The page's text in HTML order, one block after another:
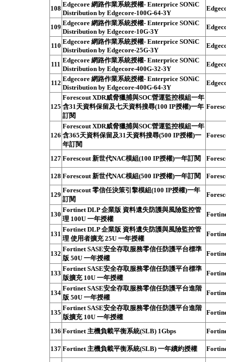
108
Edgecore 網路作業系統授權- Enterprice SONiC
Distribution by Edgecore-100G-64-3Y
109
Edgecore 網路作業系統授權- Enterprice SONiC
Distribution by Edgecore-10G-3Y
110
Edgecore 網路作業系統授權- Enterprice SONiC
Distribution by Edgecore-25G-3Y
111
Edgecore 網路作業系統授權- Enterprice SONiC
Distribution by Edgecore-400G-32-3Y
112
Edgecore 網路作業系統授權- Enterprice SONiC
Distribution by Edgecore-400G-64-3Y
125
Forescout XDR威脅獵捕與SOC營運監控模組一年
含31天資料保留及七天資料搜尋(100 IP授權)一年
訂閱
126
Forescout XDR威脅獵捕與SOC營運監控模組一年
含365天資料保留及31天資料搜尋(500 IP授權)一
年訂閱
127 Forescout 新世代NAC模組(100 IP授權)一年訂閱
128 Forescout 新世代NAC模組(500 IP授權)一年訂閱
129
Forescout 零信任決策引擎模組(100 IP授權)一年
訂閱
130
Fortinet DLP 企業版 資料遺失防護與風險監控管
理 100U 一年授權
131
Fortinet DLP 企業版 資料遺失防護與風險監控管
理 使用者擴充 25U 一年授權
132
Fortinet SASE安全存取服務零信任防護平台標準
版 50U 一年授權
133
Fortinet SASE安全存取服務零信任防護平台標準
版擴充 10U 一年授權
134
Fortinet SASE安全存取服務零信任防護平台進階
版 50U 一年授權
135
Fortinet SASE安全存取服務零信任防護平台進階
版擴充 10U 一年授權
136 Fortinet 主機負載平衡系統(SLB) 1Gbps
137 Fortinet 主機負載平衡系統(SLB) 一年續約授權